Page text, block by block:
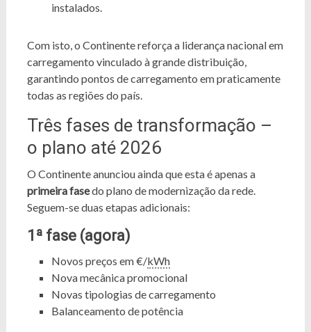
instalados.
Com isto, o Continente reforça a liderança nacional em
carregamento vinculado à grande distribuição,
garantindo pontos de carregamento em praticamente
todas as regiões do país.
Três fases de transformação –
o plano até 2026
O Continente anunciou ainda que esta é apenas a
primeira fasedo plano de modernização da rede.
Seguem-se duas etapas adicionais:
1ª fase (agora)
Novos preços em €/kWh
Nova mecânica promocional
Novas tipologias de carregamento
Balanceamento de potência